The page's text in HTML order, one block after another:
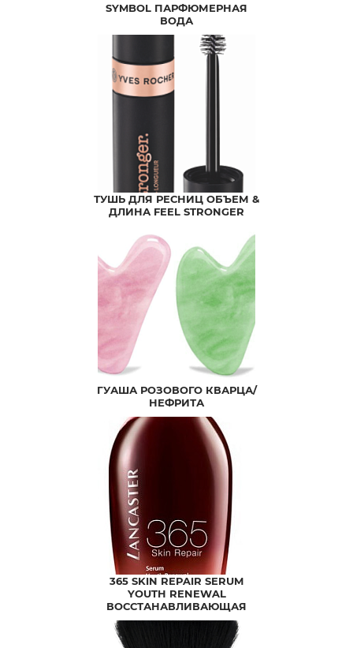
SYMBOL ПАРФЮМЕРНАЯ
ВОДА
ТУШЬ ДЛЯ РЕСНИЦ ОБЪЕМ &
ДЛИНА FEEL STRONGER
ГУАША РОЗОВОГО КВАРЦА/
НЕФРИТА
365 SKIN REPAIR SERUM
YOUTH RENEWAL
ВОССТАНАВЛИВАЮЩАЯ
ОМОЛАЖИВАЮЩАЯ
СЫВОРОТКА ДЛЯ ЛИЦА